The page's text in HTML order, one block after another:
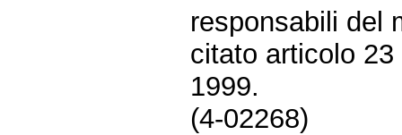
responsabili del
citato articolo
1999.
(4-02268)